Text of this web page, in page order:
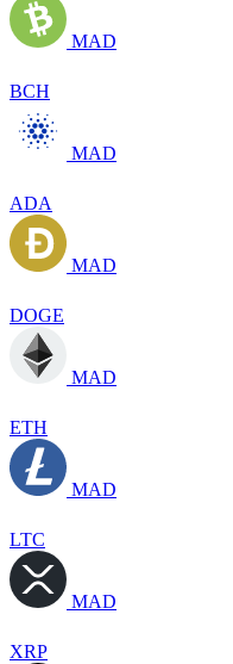
MAD
BCH
MAD
ADA
MAD
DOGE
MAD
ETH
MAD
LTC
MAD
XRP